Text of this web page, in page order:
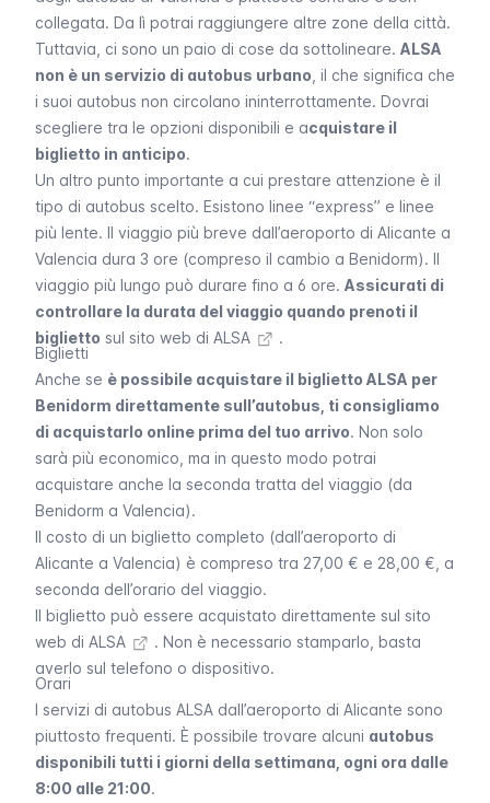
collegata. Da lì potrai raggiungere altre zone della città.
Tuttavia, ci sono un paio di cose da sottolineare. ALSA
non è un servizio di autobus urbano , il che significa che
i suoi autobus non circolano ininterrottamente. Dovrai
scegliere tra le opzioni disponibili e acquistare il
biglietto in anticipo.
Un altro punto importante a cui prestare attenzione è il
tipo di autobus scelto. Esistono linee “express” e linee
più lente. Il viaggio più breve dall’aeroporto di Alicante a
Valencia dura 3 ore (compreso il cambio a Benidorm). Il
viaggio più lungo può durare fino a 6 ore. Assicurati di
controllare la durata del viaggio quando prenoti il
biglietto sul sito web di ALSA
.
Biglietti
Anche se è possibile acquistare il biglietto ALSA per
Benidorm direttamente sull’autobus, ti consigliamo
di acquistarlo online prima del tuo arrivo. Non solo
sarà più economico, ma in questo modo potrai
acquistare anche la seconda tratta del viaggio (da
Benidorm a Valencia).
Il costo di un biglietto completo (dall’aeroporto di
Alicante a Valencia) è compreso tra 27,00 € e 28,00 €, a
seconda dell’orario del viaggio.
Il biglietto può essere acquistato direttamente sul sito
web di ALSA
. Non è necessario stamparlo, basta
averlo sul telefono o dispositivo.
Orari
I servizi di autobus ALSA dall’aeroporto di Alicante sono
piuttosto frequenti. È possibile trovare alcuni autobus
disponibili tutti i giorni della settimana, ogni ora dalle
8:00 alle 21:00.